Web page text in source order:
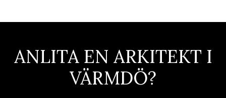
ANLITA EN ARKITEKT I
VÄRMDÖ?